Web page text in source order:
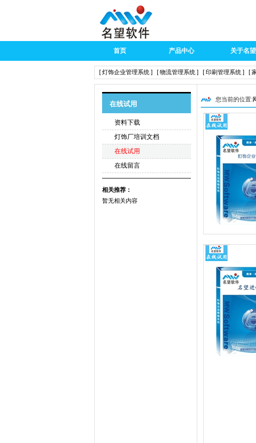
首页 产品中心 关于名望
[ 灯饰企业管理系统 ] [ 物流管理系统 ] [ 印刷管理系统 ] [
在线试用
资料下载
灯饰厂培训文档
在线试用
在线留言
相关推荐：
暂无相关内容
您当前的位置: